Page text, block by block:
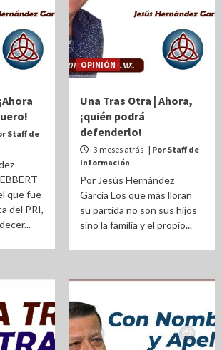
Staff de
que fue
del PRI,
OPINIÓN
Una Tras Otra | Ahora,
¡quién podrá
defenderlo!
3 meses atrás | Por Staff de
Información
Por Jesús Hernández
García Los que más lloran
su partida no son sus hijos
sino la familia y el propio...